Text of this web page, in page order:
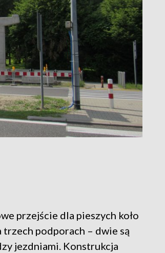
przejście dla pieszych koło
trzech podporach – dwie są
jezdniami. Konstrukcja